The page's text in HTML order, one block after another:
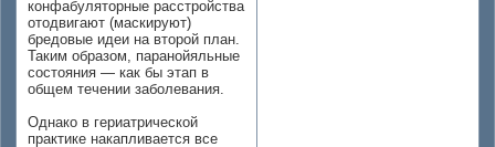
конфабуляторные расстройства
отодвигают (маскируют)
бредовые идеи на второй план.
Таким образом, паранойяльные
состояния — как бы этап в
общем течении заболевания.
Однако в гериатрической
практике накапливается все